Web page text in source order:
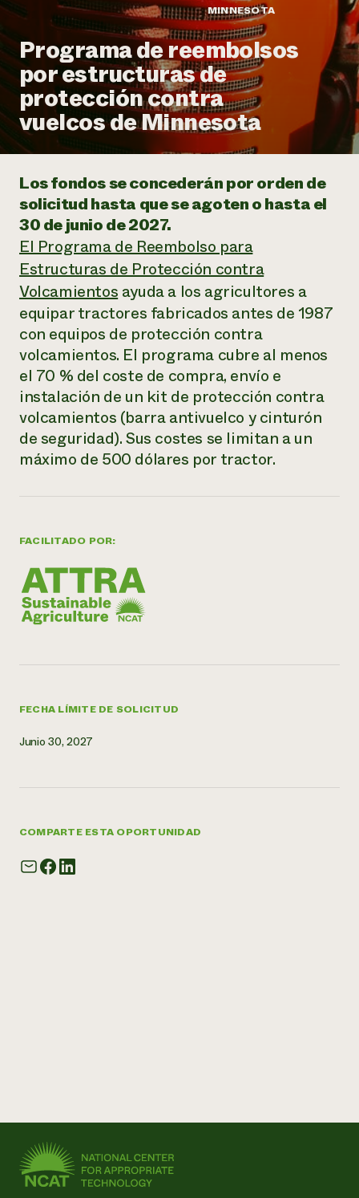
Informes anuales y financieros
Historias de impacto
Informe de
impacto 2024
LEER EL INFORME
Latinos en la agricultura
Sistemas alimentarios locales
Agricultura urbana
Las mujeres en la agricultura
Evento anual de reciclaje de productos electrónicos
Programa de descuentos de NorthWestern Energy
Servicios energéticos comerciales
Servicios energéticos residenciales
LIHEAP
Centro de intercambio de información AgriSolar
Blog
Podcasts
Publicaciones
Cursos cortos
Vídeos
Oportunidades de financiación
Noticias
Internship Hub
Buscar prácticas
Contratar a un becario
un
Llame a la
1-800-346-
Asociaciones empresariales
Donaciones planificadas
Boletín
Consultas de los medios de comunicación
Todos
contribuyen a la
resiliencia de la
comunidad.
DONAR AHORA
MINNESOTA
Programa de reembolsos
por estructuras de
protección contra
vuelcos de Minnesota
FACILITADO POR:
FECHA LÍMITE DE SOLICITUD
Junio 30, 2027
COMPARTE ESTA OPORTUNIDAD
Los fondos se concederán por orden de
solicitud hasta que se agoten o hasta el
30 de junio de 2027.
El Programa de Reembolso para
Estructuras de Protección contra
Volcamientosayuda a los agricultores a
equipar tractores fabricados antes de 1987
con equipos de protección contra
volcamientos. El programa cubre al menos
el 70 % del coste de compra, envío e
instalación de un kit de protección contra
volcamientos (barra antivuelco y cinturón
de seguridad). Sus costes se limitan a un
máximo de 500 dólares por tractor.